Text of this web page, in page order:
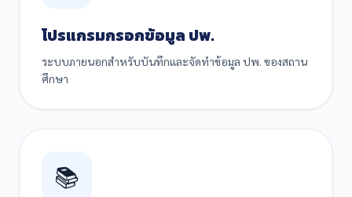
โปรแกรมกรอกข้อมูล ปพ.
ระบบภายนอกสำหรับบันทึกและจัดทำข้อมูล ปพ. ของสถาน
ศึกษา
📚